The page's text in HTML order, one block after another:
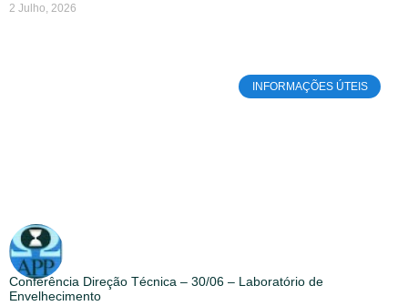
2 Julho, 2026
INFORMAÇÕES ÚTEIS
Conferência Direção Técnica – 30/06 – Laboratório de
Envelhecimento